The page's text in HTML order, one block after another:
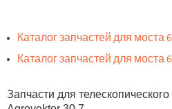
Каталог запчастей для моста
Каталог запчастей для моста
Запчасти для